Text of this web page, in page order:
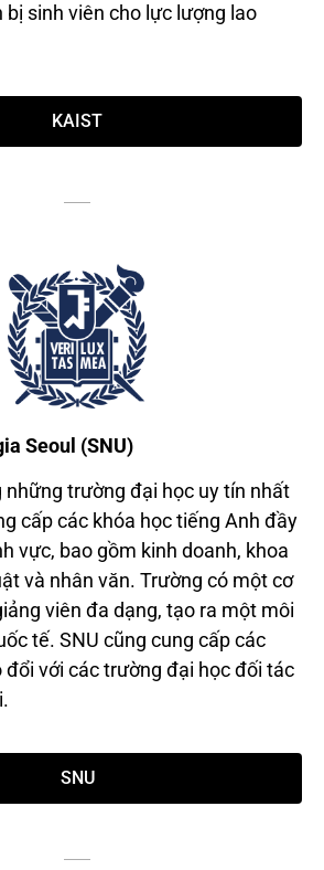
sinh viên cho lực lượng lao
KAIST
Seoul (SNU)
những trường đại học uy tín nhất
cấp các khóa học tiếng Anh đầy
vực, bao gồm kinh doanh, khoa
và nhân văn. Trường có một cơ
viên đa dạng, tạo ra một môi
tế. SNU cũng cung cấp các
với các trường đại học đối tác
SNU